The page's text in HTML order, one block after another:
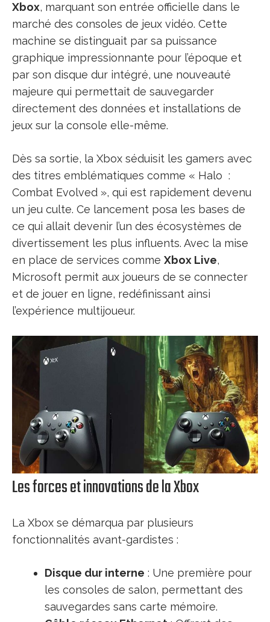
Xbox, marquant son entrée officielle dans le
marché des consoles de jeux vidéo. Cette
machine se distinguait par sa puissance
graphique impressionnante pour l’époque et
par son disque dur intégré, une nouveauté
majeure qui permettait de sauvegarder
directement des données et installations de
jeux sur la console elle-même.
Dès sa sortie, la Xbox séduisit les gamers avec
des titres emblématiques comme « Halo :
Combat Evolved », qui est rapidement devenu
un jeu culte. Ce lancement posa les bases de
ce qui allait devenir l’un des écosystèmes de
divertissement les plus influents. Avec la mise
en place de services comme Xbox Live,
Microsoft permit aux joueurs de se connecter
et de jouer en ligne, redéfinissant ainsi
l’expérience multijoueur.
Les forces et innovations de la Xbox
La Xbox se démarqua par plusieurs
fonctionnalités avant-gardistes :
Disque dur interne : Une première pour
les consoles de salon, permettant des
sauvegardes sans carte mémoire.